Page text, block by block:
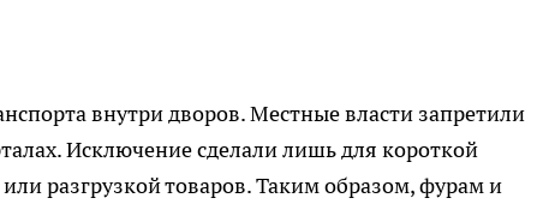
внутри дворов. Местные власти запретили
Исключение сделали лишь для короткой
разгрузкой товаров. Таким образом, фурам и